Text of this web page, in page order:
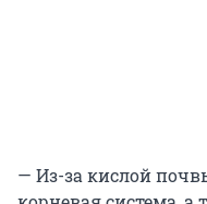
— Из-за кислой